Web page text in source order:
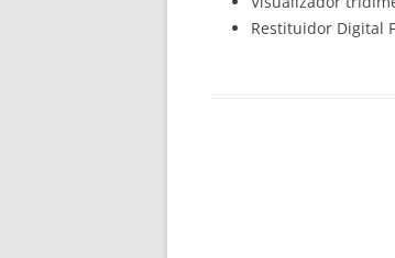
Restituidor Digital